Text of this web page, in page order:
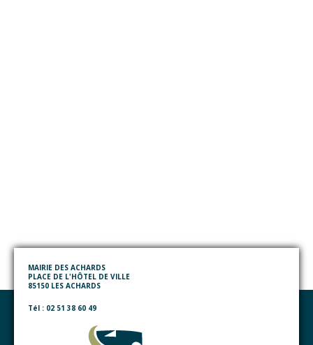
MAIRIE DES ACHARDS
PLACE DE L'HÔTEL DE VILLE
85150 LES ACHARDS
Tél : 02 51 38 60 49